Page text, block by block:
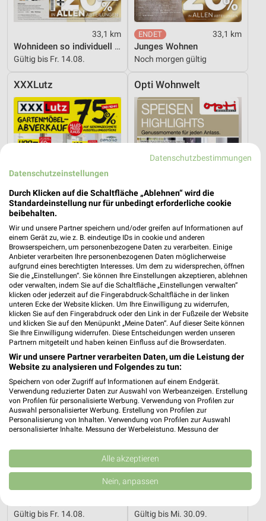
33,1 km
Wohnideen so individuell wie du!
Gültig bis Fr. 14.08.
33,1 km
Junges Wohnen
Noch morgen gültig
XXXLutz
33,1 km
Gartenmöbel-Abverkauf
Gültig bis Fr. 28.08.
Opti Wohnwelt
30,9 km
Speisen Highlight
Gültig bis Mi. 30.09.
XXXLutz
33,1 km
Gültig bis Fr. 14.08.
Opti Wohnwelt
30,9 km
Gültig bis Mi. 30.09.
Datenschutzbestimmungen
Datenschutzeinstellungen
Durch Klicken auf die Schaltfläche „Ablehnen“ wird die
Standardeinstellung nur für unbedingt erforderliche cookie
beibehalten.
Wir und unsere Partner speichern und/oder greifen auf Informationen auf
einem Gerät zu, wie z. B. eindeutige IDs in cookie und anderen
Browserspeichern, um personenbezogene Daten zu verarbeiten. Einige
Anbieter verarbeiten Ihre personenbezogenen Daten möglicherweise
aufgrund eines berechtigten Interesses. Um dem zu widersprechen, öffnen
Sie die „Einstellungen“. Sie können Ihre Einstellungen akzeptieren, ablehnen
oder verwalten, indem Sie auf die Schaltfläche „Einstellungen verwalten“
klicken oder jederzeit auf die Fingerabdruck-Schaltfläche in der linken
unteren Ecke der Website klicken. Um Ihre Einwilligung zu widerrufen,
klicken Sie auf den Fingerabdruck oder den Link in der Fußzeile der Website
und klicken Sie auf den Menüpunkt „Meine Daten“. Auf dieser Seite können
Sie Ihre Einwilligung widerrufen. Diese Entscheidungen werden unseren
Partnern mitgeteilt und haben keinen Einfluss auf die Browserdaten.
Wir und unsere Partner verarbeiten Daten, um die Leistung der
Website zu analysieren und Folgendes zu tun:
Speichern von oder Zugriff auf Informationen auf einem Endgerät.
Verwendung reduzierter Daten zur Auswahl von Werbeanzeigen. Erstellung
von Profilen für personalisierte Werbung. Verwendung von Profilen zur
Auswahl personalisierter Werbung. Erstellung von Profilen zur
Personalisierung von Inhalten. Verwendung von Profilen zur Auswahl
personalisierter Inhalte. Messung der Werbeleistung. Messung der
Kombinationen von Daten aus verschiedenen Quellen. Entwicklung und
Verbesserung der Angebote. Verwendung reduzierter Daten zur Auswahl
von Inhalten.
Daten können außerhalb der Europäischen Union weitergegeben und in die
Website/App.
Alle akzeptieren
Nein, anpassen